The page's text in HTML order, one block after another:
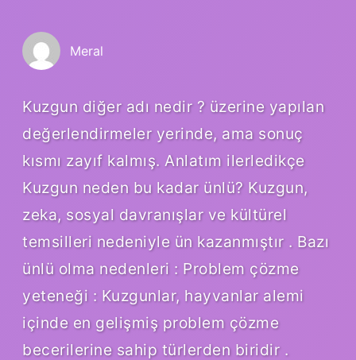
Meral
Kuzgun diğer adı nedir ? üzerine yapılan
değerlendirmeler yerinde, ama sonuç
kısmı zayıf kalmış. Anlatım ilerledikçe
Kuzgun neden bu kadar ünlü? Kuzgun,
zeka, sosyal davranışlar ve kültürel
temsilleri nedeniyle ün kazanmıştır . Bazı
ünlü olma nedenleri : Problem çözme
yeteneği : Kuzgunlar, hayvanlar alemi
içinde en gelişmiş problem çözme
becerilerine sahip türlerden biridir .